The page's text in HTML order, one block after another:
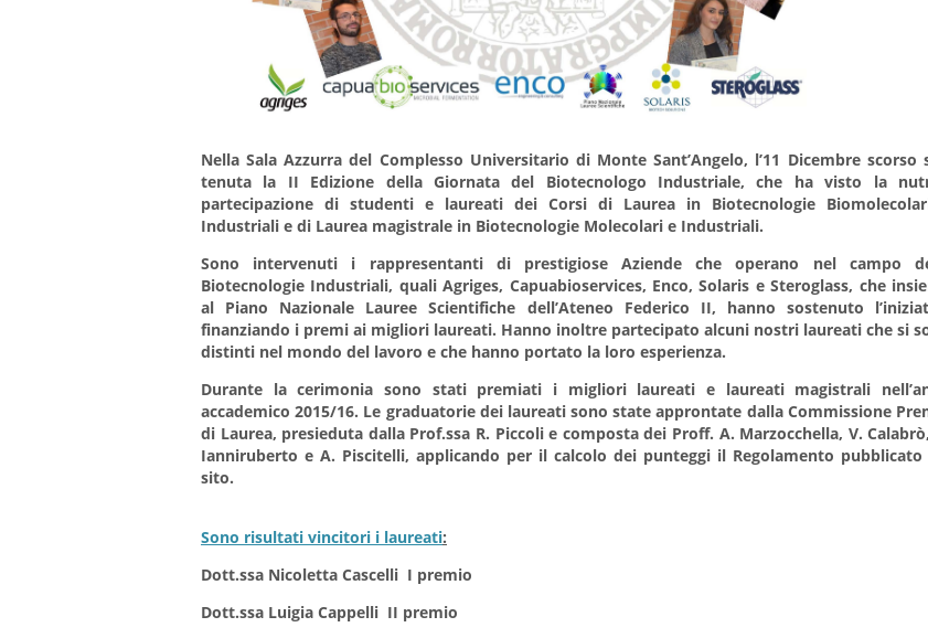
Nella Sala Azzurra del Complesso Universitario di Monte Sant’Angelo, l’11 Dicembre scorso
tenuta la II Edizione della Giornata del Biotecnologo Industriale, che ha visto la
partecipazione di studenti e laureati dei Corsi di Laurea in Biotecnologie
Industriali e di Laurea magistrale in Biotecnologie Molecolari e Industriali.
Sono intervenuti i rappresentanti di prestigiose Aziende che operano nel campo
Biotecnologie Industriali, quali Agriges, Capuabioservices, Enco, Solaris e Steroglass, che
al Piano Nazionale Lauree Scientifiche dell’Ateneo Federico II, hanno sostenuto
finanziando i premi ai migliori laureati. Hanno inoltre partecipato alcuni nostri laureati che si
distinti nel mondo del lavoro e che hanno portato la loro esperienza.
Durante la cerimonia sono stati premiati i migliori laureati e laureati magistrali
accademico 2015/16. Le graduatorie dei laureati sono state approntate dalla Commissione
di Laurea, presieduta dalla Prof.ssa R. Piccoli e composta dei Proff. A. Marzocchella, V.
Ianniruberto e A. Piscitelli, applicando per il calcolo dei punteggi il Regolamento pubblicato
sito.
Sono risultati vincitori i laureati:
Dott.ssa Nicoletta Cascelli I premio
Dott.ssa Luigia Cappelli II premio